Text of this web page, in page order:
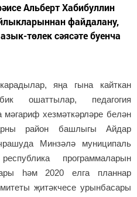
Альберт Хабибуллин
файдалану,
төлек сәясәте буенча
яңа гына кайткан
ошаттылар, педагогия
мәгариф хезмәткәрләре белән
район башлыгы Айдар
Минзәлә муниципаль
программаларын
һәм 2020 елга планнар
җитәкчесе урынбасары